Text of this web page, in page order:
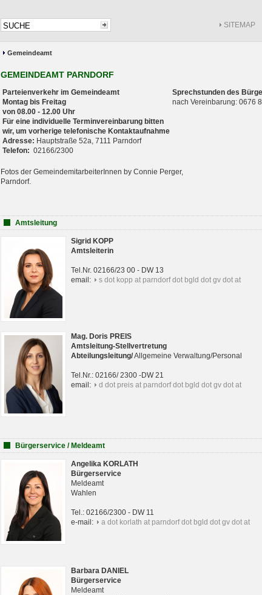
SITEMAP
Gemeindeamt
GEMEINDEAMT PARNDORF
Parteienverkehr im Gemeindeamt
Montag bis Freitag
von 08.00 - 12.00 Uhr
Für eine individuelle Terminvereinbarung bitten
wir, um vorherige telefonische Kontaktaufnahme
Adresse: Hauptstraße 52a, 7111 Parndorf
Telefon: 02166/2300
Sprechstunden des
nach Vereinbarung: 0676
Fotos der GemeindemitarbeiterInnen by Connie Perger,
Parndorf.
Amtsleitung
Sigrid KOPP
Amtsleiterin
Tel.Nr. 02166/23 00 - DW 13
email:
s dot kopp at parndorf dot bgld dot gv dot at
Mag. Doris PREIS
Amtsleitung-Stellvertretung
Abteilungsleitung/Allgemeine Verwaltung/Personal
Tel.Nr.: 02166/ 2300 -DW 21
email:
d dot preis at parndorf dot bgld dot gv dot at
Bürgerservice / Meldeamt
Angelika KORLATH
Bürgerservice
Meldeamt
Wahlen
Tel.: 02166/2300 - DW 11
e-mail:
a dot korlath at parndorf dot bgld dot gv dot at
Barbara DANIEL
Bürgerservice
Meldeamt